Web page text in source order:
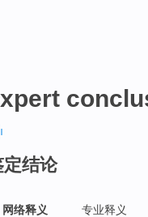
定结论
网络释义 专业释义